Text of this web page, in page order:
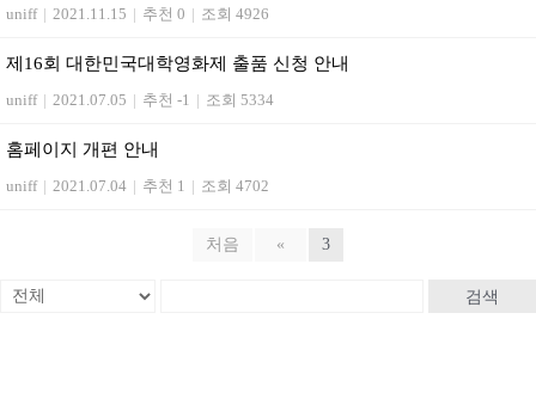
uniff | 2021.11.15 | 추천 0 | 조회 4926
제16회 대한민국대학영화제 출품 신청 안내
uniff | 2021.07.05 | 추천 -1 | 조회 5334
홈페이지 개편 안내
uniff | 2021.07.04 | 추천 1 | 조회 4702
처음 « 3
검색